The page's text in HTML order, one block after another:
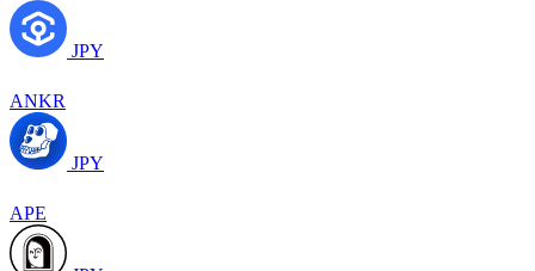
JPY
ANKR
JPY
APE